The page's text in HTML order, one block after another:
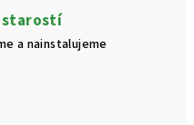
starostí
a nainstalujeme